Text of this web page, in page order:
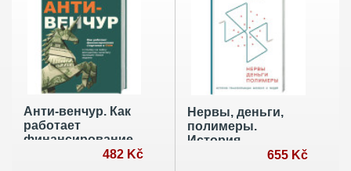
Анти-венчур. Как
работает
финансирование
стартапов в США
482 Kč
Нервы, деньги,
полимеры.
История
трансформации655 Kč